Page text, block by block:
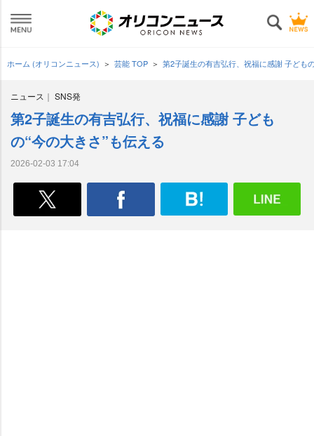
ホーム (オリコンニュース) 芸能 TOP 第2子誕生の有吉弘行、祝福に感謝 子ども
ニュース SNS発
第2子誕生の有吉弘行、祝福に感謝 子ども
の“今の大きさ”も伝える
2026-02-03 17:04